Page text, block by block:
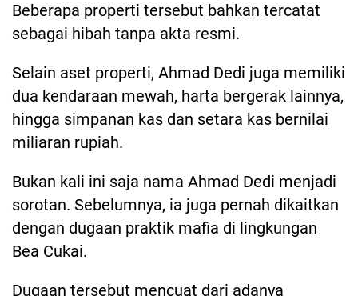
Beberapa properti tersebut bahkan tercatat
sebagai hibah tanpa akta resmi.
Selain aset properti, Ahmad Dedi juga memiliki
dua kendaraan mewah, harta bergerak lainnya,
hingga simpanan kas dan setara kas bernilai
miliaran rupiah.
Bukan kali ini saja nama Ahmad Dedi menjadi
sorotan. Sebelumnya, ia juga pernah dikaitkan
dengan dugaan praktik mafia di lingkungan
Bea Cukai.
Dugaan tersebut mencuat dari adanya